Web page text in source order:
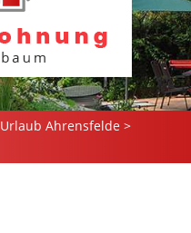
Urlaub Ahrensfelde >